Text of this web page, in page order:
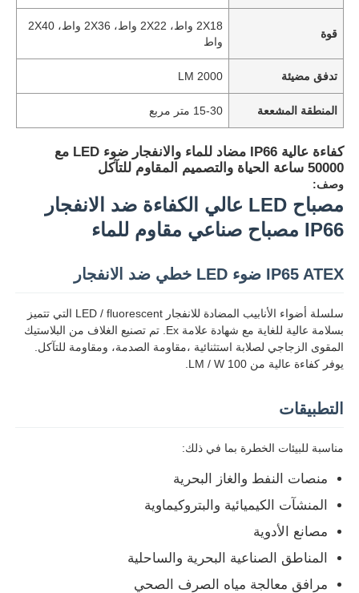
قوة
2X18 واط، 2X22 واط، 2X36 واط، 2X40
واط
تدفق مضيئة 2000 LM
المنطقة المشععة 15-30 متر مربع
كفاءة عالية IP66 مضاد للماء والانفجار ضوء LED مع
50000 ساعة الحياة والتصميم المقاوم للتآكل
وصف:
مصباح LED عالي الكفاءة ضد الانفجار
IP66 مصباح صناعي مقاوم للماء
IP65 ATEX ضوء LED خطي ضد الانفجار
سلسلة أضواء الأنابيب المضادة للانفجار LED / fluorescent التي تتميز
بسلامة عالية للغاية مع شهادة علامة Ex. تم تصنيع الغلاف من البلاستيك
المقوى الزجاجي لصلابة استثنائية ،مقاومة الصدمة، ومقاومة للتآكل.
يوفر كفاءة عالية من 100 LM / W.
التطبيقات
مناسبة للبيئات الخطرة بما في ذلك:
منصات النفط والغاز البحرية
المنشآت الكيميائية والبتروكيماوية
مصانع الأدوية
المناطق الصناعية البحرية والساحلية
مرافق معالجة مياه الصرف الصحي